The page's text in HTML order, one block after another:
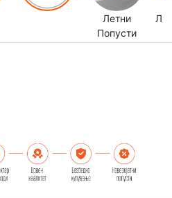
Летни
Попусти